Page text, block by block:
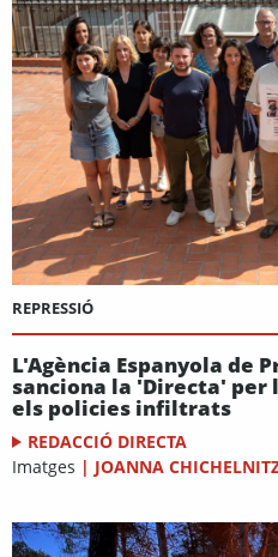
REPRESSIÓ
L'Agència Espanyola de
sanciona la 'Directa' per
els policies infiltrats
REDACCIÓ DIRECTA
Imatges | JOANNA